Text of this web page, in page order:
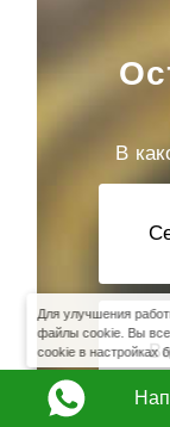
В
Для улучшения
файлы cookie. Вы
cookie в настройках